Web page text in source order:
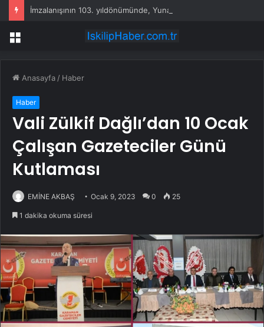
Menü
Anasayfa / Haber
Haber
Vali Zülkif Dağlı’dan 10 Ocak
Çalışan Gazeteciler Günü
Kutlaması
EMİNE AKBAŞ Ocak 9, 2023 0 25
1 dakika okuma süresi